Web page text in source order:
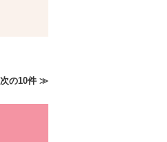
次の10件 ≫